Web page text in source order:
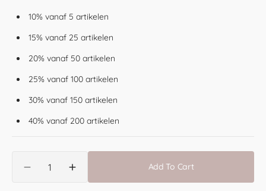
10% vanaf 5 artikelen
15% vanaf 25 artikelen
20% vanaf 50 artikelen
25% vanaf 100 artikelen
30% vanaf 150 artikelen
40% vanaf 200 artikelen
Decrease
missing:
nl.products.product.quantity.label
Increase
quantity
Add To Cart